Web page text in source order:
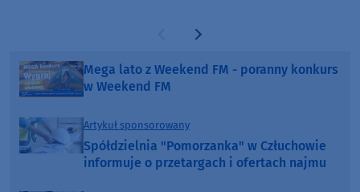
Poprzednia strona
Następna strona
Mega lato z Weekend FM - poranny konkurs
w Weekend FM
Artykuł sponsorowany
Spółdzielnia "Pomorzanka" w Człuchowie
informuje o przetargach i ofertach najmu